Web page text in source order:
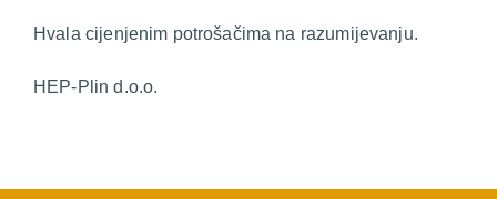
Hvala cijenjenim potrošačima na razumijevanju.
HEP-Plin d.o.o.